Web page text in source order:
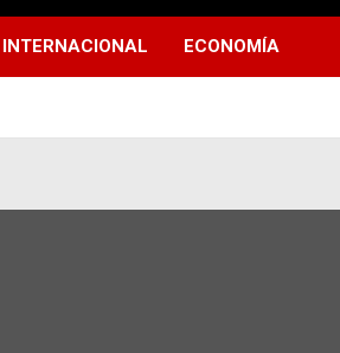
INTERNACIONAL ECONOMÍA